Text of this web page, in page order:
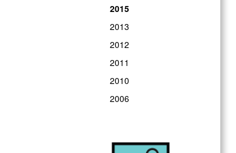
2015
2013
2012
2011
2010
2006